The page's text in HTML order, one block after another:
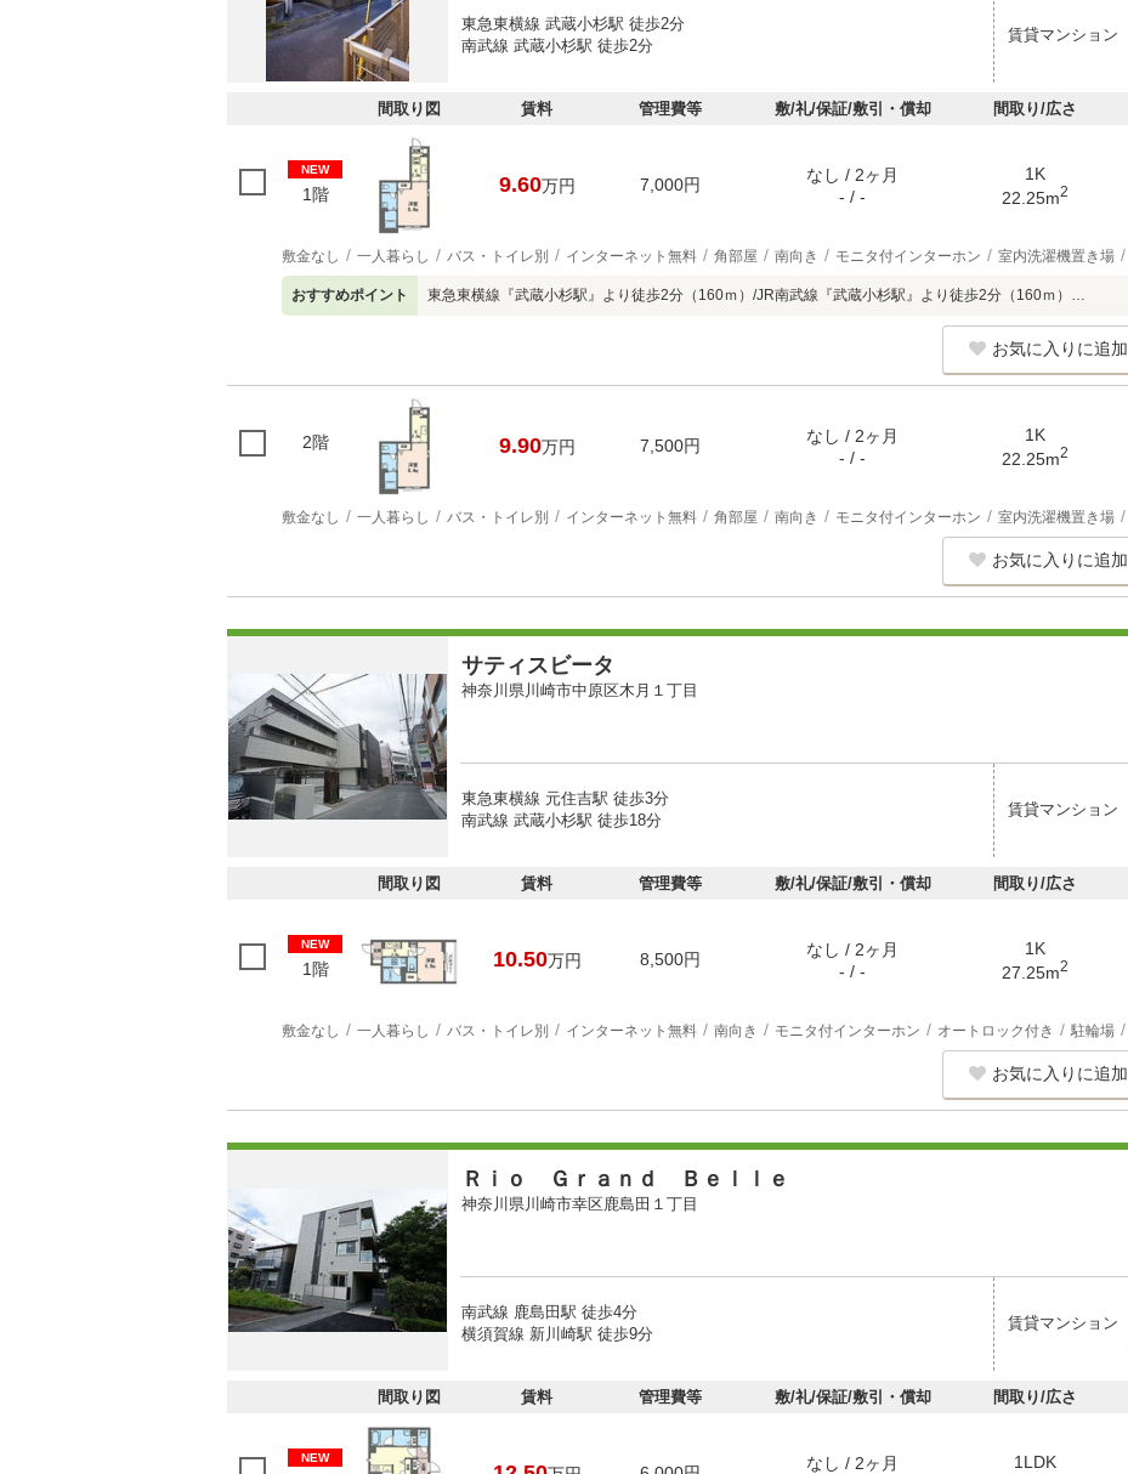
東急東横線 武蔵小杉駅 徒歩2分
南武線 武蔵小杉駅 徒歩2分
賃貸マンション
間取り図 賃料 管理費等 敷/礼/保証/敷引・償却 間取り/広さ
NEW
1階 9.60万円 7,000円
なし / 2ヶ月
- / -
1K
22.25m2
敷金なし 一人暮らし バス・トイレ別 インターネット無料 角部屋 南向き モニタ付インターホン 室内洗濯機置き場
おすすめポイント 東急東横線『武蔵小杉駅』より徒歩2分（160ｍ）/JR南武線『武蔵小杉駅』より徒歩2分（160ｍ）…
お気に入りに追加
2階 9.90万円 7,500円
なし / 2ヶ月
- / -
1K
22.25m2
敷金なし 一人暮らし バス・トイレ別 インターネット無料 角部屋 南向き モニタ付インターホン 室内洗濯機置き場
お気に入りに追加
サティスビータ
神奈川県川崎市中原区木月１丁目
東急東横線 元住吉駅 徒歩3分
南武線 武蔵小杉駅 徒歩18分
賃貸マンション
間取り図 賃料 管理費等 敷/礼/保証/敷引・償却 間取り/広さ
NEW
1階 10.50万円 8,500円
なし / 2ヶ月
- / -
1K
27.25m2
敷金なし 一人暮らし バス・トイレ別 インターネット無料 南向き モニタ付インターホン オートロック付き 駐輪場
お気に入りに追加
Ｒｉｏ Ｇｒａｎｄ Ｂｅｌｌｅ
神奈川県川崎市幸区鹿島田１丁目
南武線 鹿島田駅 徒歩4分
横須賀線 新川崎駅 徒歩9分
賃貸マンション
間取り図 賃料 管理費等 敷/礼/保証/敷引・償却 間取り/広さ
NEW なし / 2ヶ月 1LDK